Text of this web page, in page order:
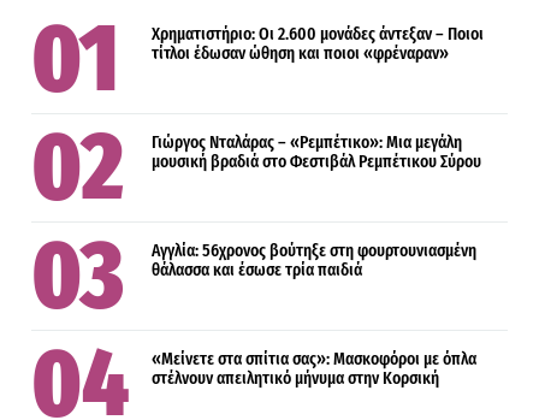
Χρηματιστήριο: Οι 2.600 μονάδες άντεξαν – Ποιοι
τίτλοι έδωσαν ώθηση και ποιοι «φρέναραν»
Γιώργος Νταλάρας – «Ρεμπέτικο»: Μια μεγάλη
μουσική βραδιά στο Φεστιβάλ Ρεμπέτικου Σύρου
Αγγλία: 56χρονος βούτηξε στη φουρτουνιασμένη
θάλασσα και έσωσε τρία παιδιά
«Μείνετε στα σπίτια σας»: Μασκοφόροι με όπλα
στέλνουν απειλητικό μήνυμα στην Κορσική